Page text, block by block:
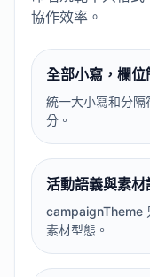
協作效率。
全部小寫，欄位
統一大小寫和分隔
分。
活動語義與素材
campaignTheme
素材型態。